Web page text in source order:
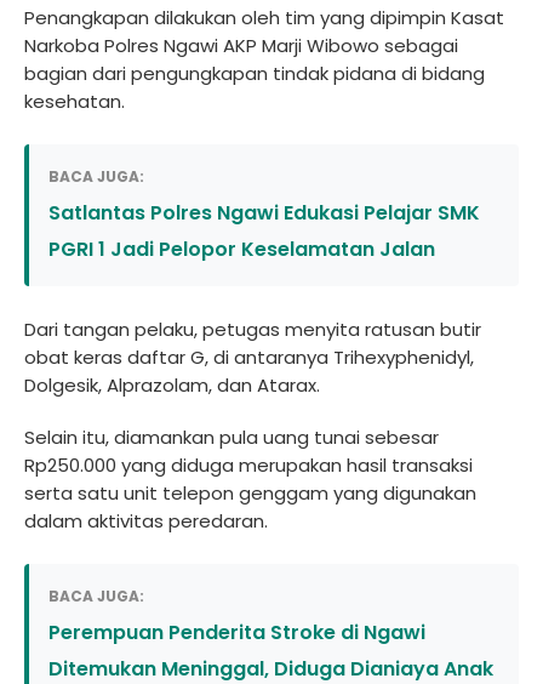
Penangkapan dilakukan oleh tim yang dipimpin Kasat
Narkoba Polres Ngawi AKP Marji Wibowo sebagai
bagian dari pengungkapan tindak pidana di bidang
kesehatan.
BACA JUGA:
Satlantas Polres Ngawi Edukasi Pelajar SMK
PGRI 1 Jadi Pelopor Keselamatan Jalan
Dari tangan pelaku, petugas menyita ratusan butir
obat keras daftar G, di antaranya Trihexyphenidyl,
Dolgesik, Alprazolam, dan Atarax.
Selain itu, diamankan pula uang tunai sebesar
Rp250.000 yang diduga merupakan hasil transaksi
serta satu unit telepon genggam yang digunakan
dalam aktivitas peredaran.
BACA JUGA:
Perempuan Penderita Stroke di Ngawi
Ditemukan Meninggal, Diduga Dianiaya Anak